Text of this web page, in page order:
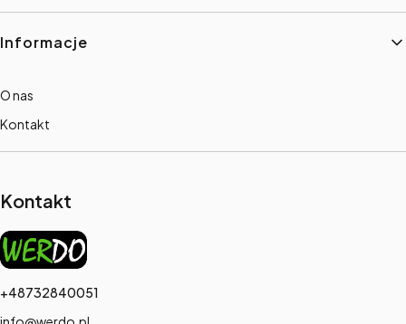
Informacje
O nas
Kontakt
Kontakt
+48732840051